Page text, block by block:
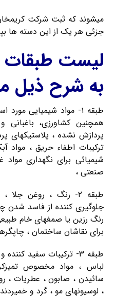
میشوند که ثبت شرکت
جزئی هر یک از این دسته ها
لیست طبقات
به شرح ذیل
طبقه ۱- مواد شیمیایی
همچنین كشاورزی، باغبانی
پردازش نشده ، پلاستیكهای
تركیبات اطفاء حریق ، مواد
شیمیائی برای نگهداری
صنعتی ،
طبقه ۲- رنگ ، روغن
جلوگیری كننده از فاسد شدن
رنگ رزین یا صمغهای خام
برای نقاشان ساختمان ،
طبقه ۳- تركیبات سفید
لباس ، مواد مخصوص
سائیدن ، صابون ، عطریات ،
، لوسیونهای مو ، گرد و